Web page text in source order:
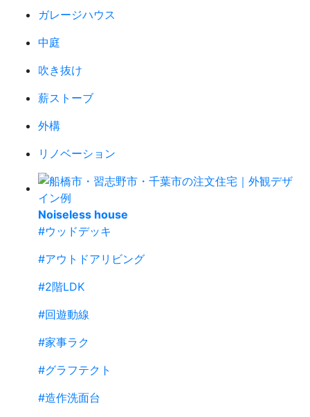
ガレージハウス
中庭
吹き抜け
薪ストーブ
外構
リノベーション
Noiseless house
#ウッドデッキ
#アウトドアリビング
#2階LDK
#回遊動線
#家事ラク
#グラフテクト
#造作洗面台